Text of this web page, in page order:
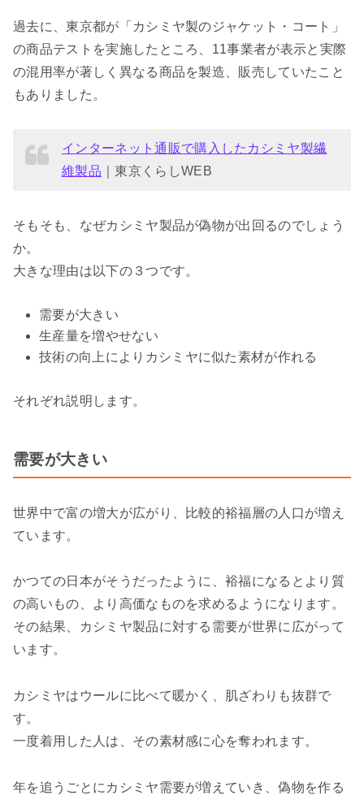
過去に、東京都が「カシミヤ製のジャケット・コート」
の商品テストを実施したところ、11事業者が表示と実際
の混用率が著しく異なる商品を製造、販売していたこと
もありました。
インターネット通販で購入したカシミヤ製繊
維製品 ｜東京くらしWEB
そもそも、なぜカシミヤ製品が偽物が出回るのでしょう
か。
大きな理由は以下の３つです。
需要が大きい
生産量を増やせない
技術の向上によりカシミヤに似た素材が作れる
それぞれ説明します。
需要が大きい
世界中で富の増大が広がり、比較的裕福層の人口が増え
ています。
かつての日本がそうだったように、裕福になるとより質
の高いもの、より高価なものを求めるようになります。
その結果、カシミヤ製品に対する需要が世界に広がって
います。
カシミヤはウールに比べて暖かく、肌ざわりも抜群で
す。
一度着用した人は、その素材感に心を奪われます。
年を追うごとにカシミヤ需要が増えていき、偽物を作る